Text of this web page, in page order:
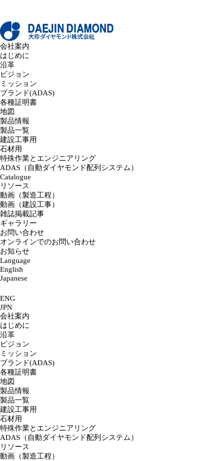
会社案内
はじめに
沿革
ビジョン
ミッション
ブランド(ADAS)
各種証明書
地図
製品情報
製品一覧
建設工事用
石材用
特殊作業とエンジニアリング
ADAS（自動ダイヤモンド配列システム）
Catalogue
リソース
動画（製造工程）
動画（建設工事）
雑誌掲載記事
ギャラリー
お問い合わせ
オンラインでのお問い合わせ
お知らせ
Language
English
Japanese
ENG
JPN
会社案内
はじめに
沿革
ビジョン
ミッション
ブランド(ADAS)
各種証明書
地図
製品情報
製品一覧
建設工事用
石材用
特殊作業とエンジニアリング
ADAS（自動ダイヤモンド配列システム）
リソース
動画（製造工程）